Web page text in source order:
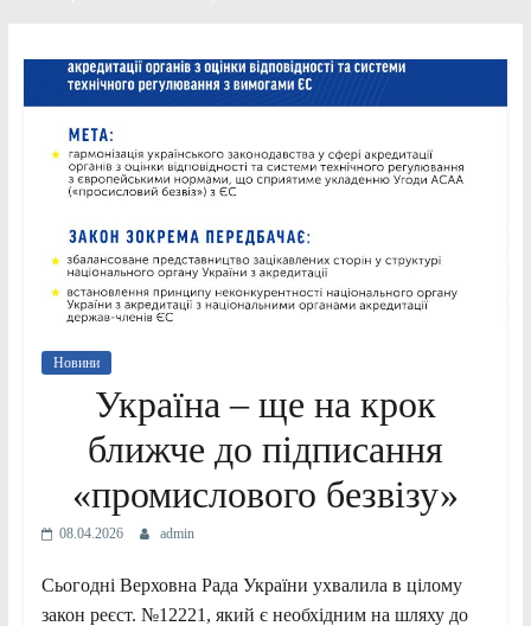
Новини
Україна – ще на крок
ближче до підписання
«промислового безвізу»
08.04.2026 admin
Сьогодні Верховна Рада України ухвалила в цілому
закон реєст. №12221, який є необхідним на шляху до